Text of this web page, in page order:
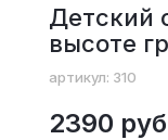
Детский
высоте
артикул: 310
2390